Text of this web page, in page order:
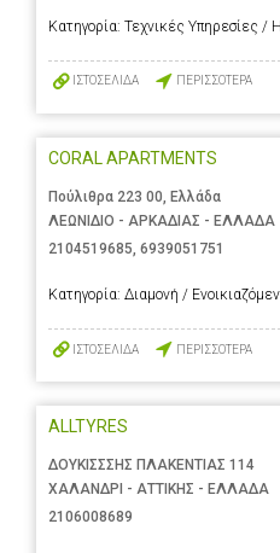
Κατηγορία: Τεχνικές Υπηρεσίες /
ΙΣΤΟΣΕΛΙΔΑ ΠΕΡΙΣΣΟΤΕΡΑ
CORAL APARTMENTS
Πούλιθρα 223 00, Ελλάδα
ΛΕΩΝΙΔΙΟ - ΑΡΚΑΔΙΑΣ - ΕΛΛΑΔΑ
2104519685, 6939051751
Κατηγορία: Διαμονή /
ΙΣΤΟΣΕΛΙΔΑ ΠΕΡΙΣΣΟΤΕΡΑ
ALLTYRES
ΔΟΥΚΙΣΣΣΗΣ ΠΛΑΚΕΝΤΙΑΣ 114
ΧΑΛΑΝΔΡΙ - ΑΤΤΙΚΗΣ - ΕΛΛΑΔΑ
2106008689